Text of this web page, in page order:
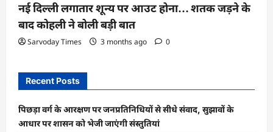
नई दिल्ली लगातार शून्य पर आउट होना… शतक जड़ने के
बाद कोहली ने बोली बड़ी बात
Sarvoday Times 3 months ago 0
Recent Posts
पिछड़ा वर्ग के आरक्षण पर जनप्रतिनिधियों से सीधे संवाद, सुझावों के
आधार पर शासन को भेजी जाएंगी संस्तुतियां